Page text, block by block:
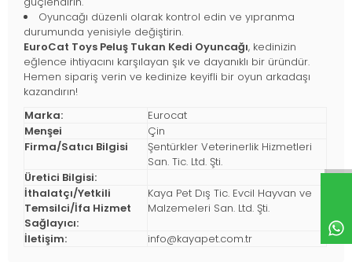
Oyuncağı düzenli olarak kontrol edin ve yıpranma
durumunda yenisiyle değiştirin.
EuroCat Toys Peluş Tukan Kedi Oyuncağı, kedinizin
eğlence ihtiyacını karşılayan şık ve dayanıklı bir üründür.
Hemen sipariş verin ve kedinize keyifli bir oyun arkadaşı
kazandırın!
Marka:
Eurocat
Menşei
Çin
Firma/Satıcı Bilgisi
Şentürkler Veterinerlik Hizmetleri
San. Tic. Ltd. Şti.
Üretici Bilgisi:
İthalatçı/Yetkili
Temsilci/İfa Hizmet
Sağlayıcı:
Kaya Pet Dış Tic. Evcil Hayvan ve
Malzemeleri San. Ltd. Şti.
İletişim: info@kayapet.com.tr